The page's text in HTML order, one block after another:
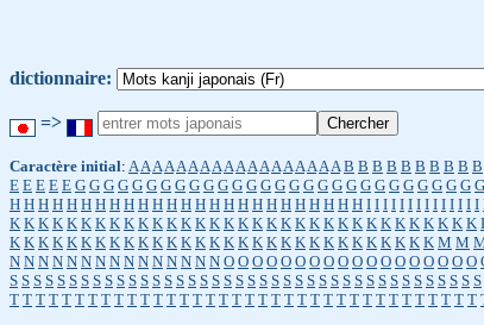
dictionnaire:
=>
Caractère initial: A A A A A A A A A A A A A A A A A A B B B B B B B B B B
E E E E E G G G G G G G G G G G G G G G G G G G G G G G G G G G G G
H H H H H H H H H H H H H H H H H H H H H H H H H I I I I I I I I I I I I I I
K K K K K K K K K K K K K K K K K K K K K K K K K K K K K K K K K
K K K K K K K K K K K K K K K K K K K K K K K K K K K K K K M M
N N N N N N N N N N N N N N N O O O O O O O O O O O O O O O O O O
S S S S S S S S S S S S S S S S S S S S S S S S S S S S S S S S S S S S S S S S
T T T T T T T T T T T T T T T T T T T T T T T T T T T T T T T T T T T T